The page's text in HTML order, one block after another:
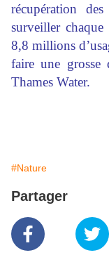
récupération
surveiller
8,8 millions
faire une grosse
Thames Water.
#Nature
Partager